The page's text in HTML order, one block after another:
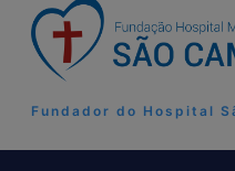
Fundador do Hospital